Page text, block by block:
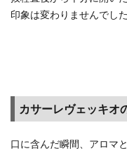
種類
ント
45～
印象は変わりませんでした
カサーレヴェッキオ
口に含んだ瞬間、アロマ